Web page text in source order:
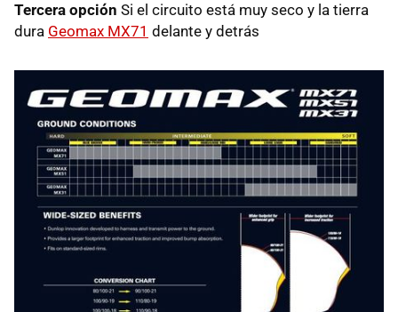
Tercera opción Si el circuito está muy seco y la tierra
dura Geomax MX71 delante y detrás